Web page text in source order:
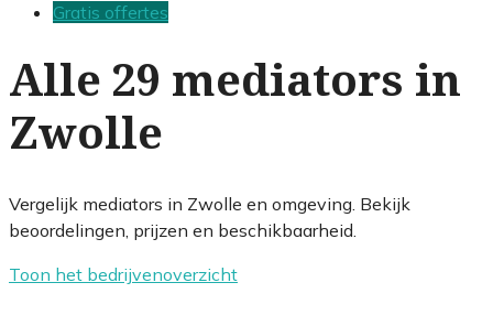
Gratis offertes
Alle 29 mediators in
Zwolle
Vergelijk mediators in Zwolle en omgeving. Bekijk
beoordelingen, prijzen en beschikbaarheid.
Toon het bedrijvenoverzicht